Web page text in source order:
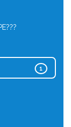
1